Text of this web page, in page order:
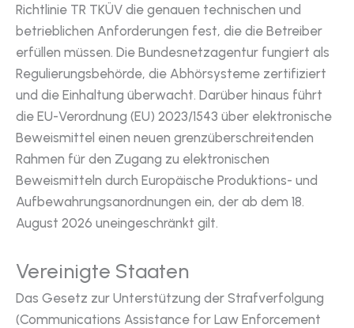
Richtlinie TR TKÜV die genauen technischen und
betrieblichen Anforderungen fest, die die Betreiber
erfüllen müssen. Die Bundesnetzagentur fungiert als
Regulierungsbehörde, die Abhörsysteme zertifiziert
und die Einhaltung überwacht. Darüber hinaus führt
die EU-Verordnung (EU) 2023/1543 über elektronische
Beweismittel einen neuen grenzüberschreitenden
Rahmen für den Zugang zu elektronischen
Beweismitteln durch Europäische Produktions- und
Aufbewahrungsanordnungen ein, der ab dem 18.
August 2026 uneingeschränkt gilt.
Vereinigte Staaten
Das Gesetz zur Unterstützung der Strafverfolgung
(Communications Assistance for Law Enforcement